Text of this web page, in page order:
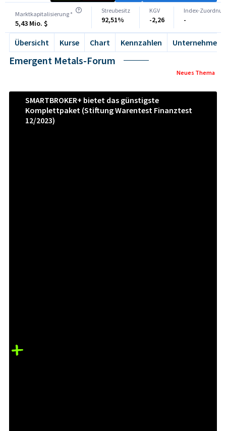
Marktkapitalisierung *
5,43 Mio. $
Streubesitz
92,51%
KGV
-2,26
Index-
-
Übersicht Kurse Chart Kennzahlen Unternehmen
Emergent Metals-Forum
Neues Thema
SMARTBROKER+ bietet das günstigste
Komplettpaket (Stiftung Warentest Finanztest
12/2023)